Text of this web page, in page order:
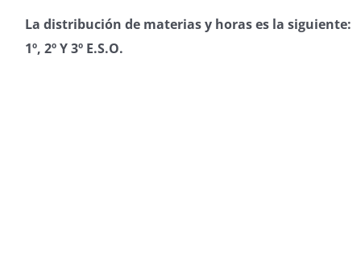
La distribución de materias y horas es la siguiente:
1º, 2º Y 3º E.S.O.